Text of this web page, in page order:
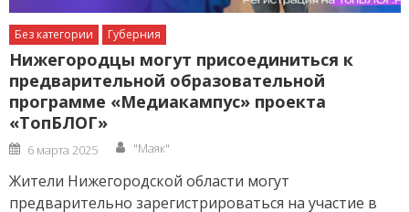
Без категории Губерния
Нижегородцы могут присоединиться к
предварительной образовательной
программе «Медиакампус» проекта
«ТопБЛОГ»
Posted
on
6 марта 2025 Author
"Маяк"
Жители Нижегородской области могут
предварительно зарегистрироваться на участие в